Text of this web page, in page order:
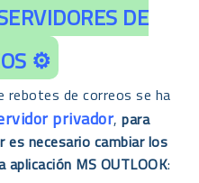
DE
⚙️
rebotes de correos se ha
privador,para
es necesario cambiar los
MS OUTLOOK: